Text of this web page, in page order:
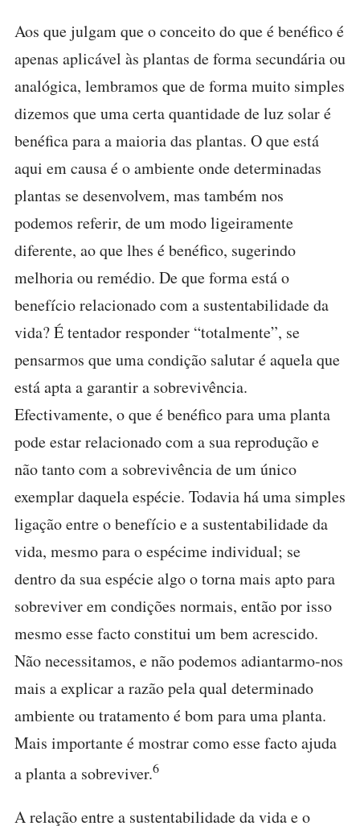
Aos que julgam que o conceito do que é benéfico é
apenas aplicável às plantas de forma secundária ou
analógica, lembramos que de forma muito simples
dizemos que uma certa quantidade de luz solar é
benéfica para a maioria das plantas. O que está
aqui em causa é o ambiente onde determinadas
plantas se desenvolvem, mas também nos
podemos referir, de um modo ligeiramente
diferente, ao que lhes é benéfico, sugerindo
melhoria ou remédio. De que forma está o
benefício relacionado com a sustentabilidade da
vida? É tentador responder “totalmente”, se
pensarmos que uma condição salutar é aquela que
está apta a garantir a sobrevivência.
Efectivamente, o que é benéfico para uma planta
pode estar relacionado com a sua reprodução e
não tanto com a sobrevivência de um único
exemplar daquela espécie. Todavia há uma simples
ligação entre o benefício e a sustentabilidade da
vida, mesmo para o espécime individual; se
dentro da sua espécie algo o torna mais apto para
sobreviver em condições normais, então por isso
mesmo esse facto constitui um bem acrescido.
Não necessitamos, e não podemos adiantarmo-nos
mais a explicar a razão pela qual determinado
ambiente ou tratamento é bom para uma planta.
Mais importante é mostrar como esse facto ajuda
a planta a sobreviver.6
A relação entre a sustentabilidade da vida e o